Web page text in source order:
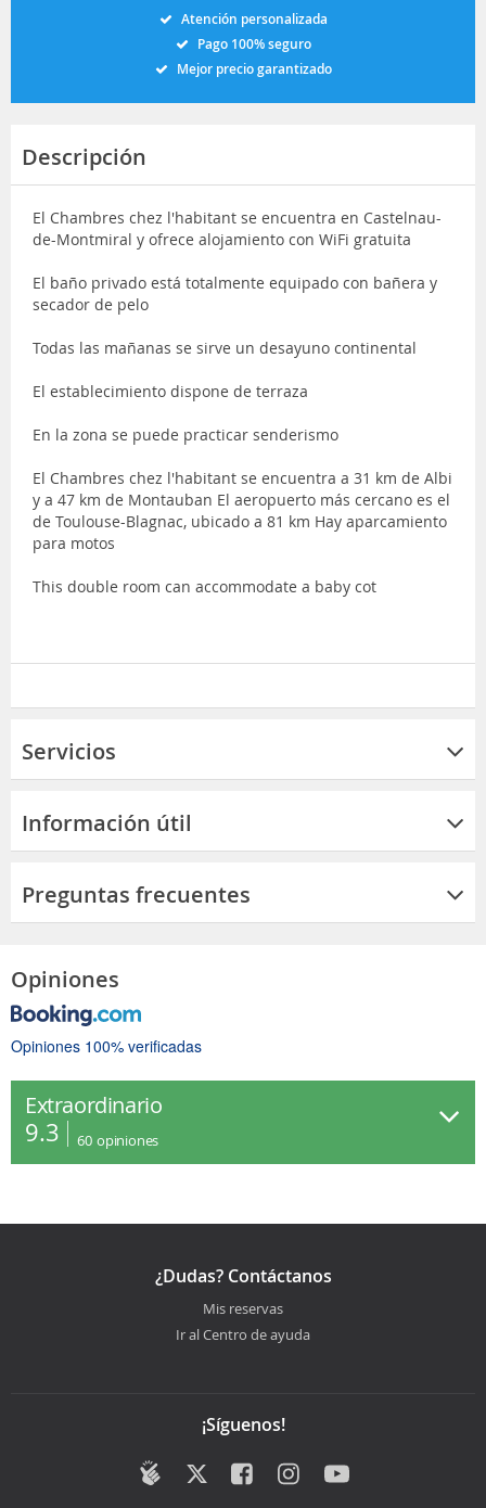
Atención personalizada
Pago 100% seguro
Mejor precio garantizado
Descripción
El Chambres chez l'habitant se encuentra en Castelnau-
de-Montmiral y ofrece alojamiento con WiFi gratuita
El baño privado está totalmente equipado con bañera y
secador de pelo
Todas las mañanas se sirve un desayuno continental
El establecimiento dispone de terraza
En la zona se puede practicar senderismo
El Chambres chez l'habitant se encuentra a 31 km de Albi
y a 47 km de Montauban El aeropuerto más cercano es el
de Toulouse-Blagnac, ubicado a 81 km Hay aparcamiento
para motos
This double room can accommodate a baby cot
Servicios
Información útil
Preguntas frecuentes
Opiniones
Opiniones 100% verificadas
Extraordinario
9.3 60 opiniones
¿Dudas? Contáctanos
Mis reservas
Ir al Centro de ayuda
¡Síguenos!